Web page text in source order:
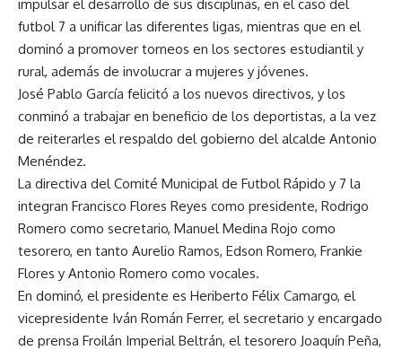
impulsar el desarrollo de sus disciplinas, en el caso del
futbol 7 a unificar las diferentes ligas, mientras que en el
dominó a promover torneos en los sectores estudiantil y
rural, además de involucrar a mujeres y jóvenes.
José Pablo García felicitó a los nuevos directivos, y los
conminó a trabajar en beneficio de los deportistas, a la vez
de reiterarles el respaldo del gobierno del alcalde Antonio
Menéndez.
La directiva del Comité Municipal de Futbol Rápido y 7 la
integran Francisco Flores Reyes como presidente, Rodrigo
Romero como secretario, Manuel Medina Rojo como
tesorero, en tanto Aurelio Ramos, Edson Romero, Frankie
Flores y Antonio Romero como vocales.
En dominó, el presidente es Heriberto Félix Camargo, el
vicepresidente Iván Román Ferrer, el secretario y encargado
de prensa Froilán Imperial Beltrán, el tesorero Joaquín Peña,